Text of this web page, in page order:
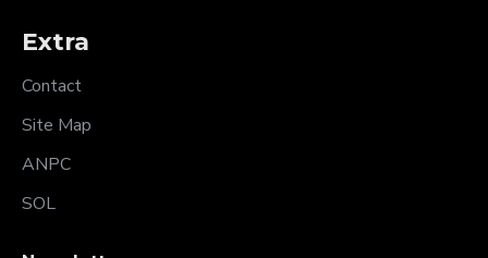
Extra
Contact
Site Map
ANPC
SOL